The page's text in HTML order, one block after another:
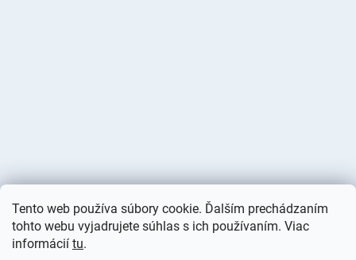
Tento web používa súbory cookie. Ďalším prechádzaním
tohto webu vyjadrujete súhlas s ich používaním. Viac
informácií tu.